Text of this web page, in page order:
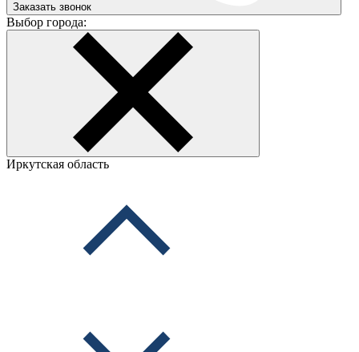
Заказать звонок
Выбор города:
Иркутская область